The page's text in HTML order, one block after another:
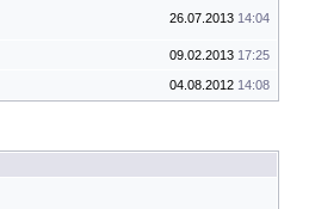
26.07.2013 14:04
09.02.2013 17:25
04.08.2012 14:08